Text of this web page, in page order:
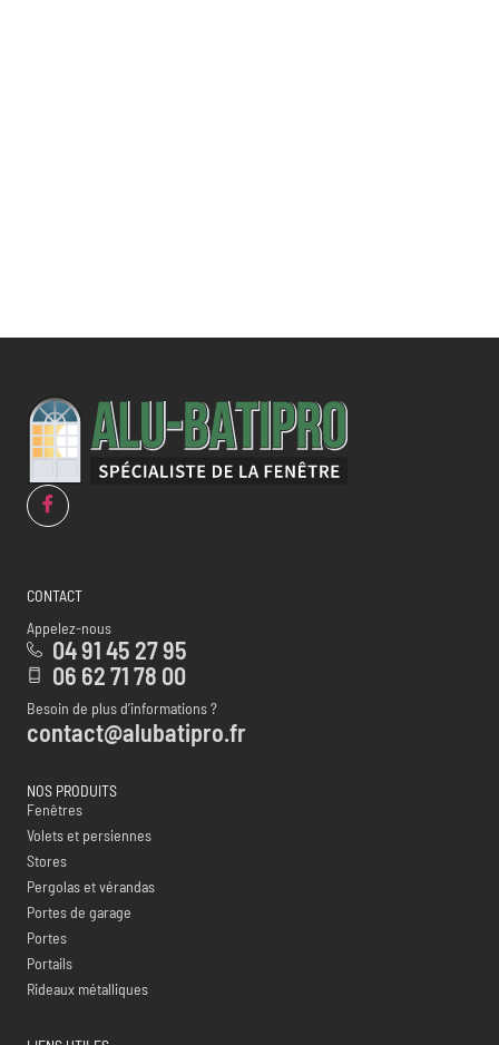
CONTACT
Appelez-nous
04 91 45 27 95
06 62 71 78 00
Besoin de plus d’informations ?
contact@alubatipro.fr
NOS PRODUITS
Fenêtres
Volets et persiennes
Stores
Pergolas et vérandas
Portes de garage
Portes
Portails
Rideaux métalliques